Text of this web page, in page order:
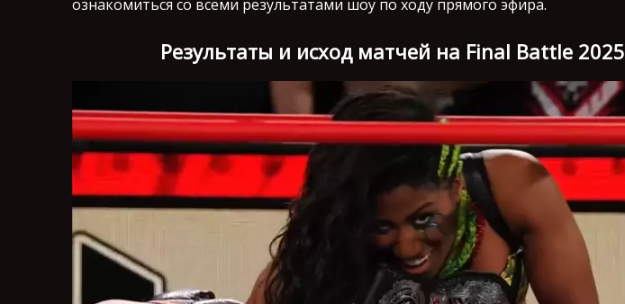
ознакомиться со всеми результатами шоу по ходу прямого эфира.
Результаты и исход матчей на Final Battle 2025